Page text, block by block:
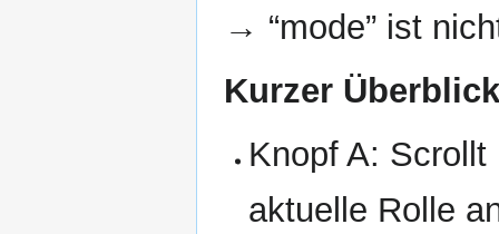
→ “mode” ist
Kurzer
Knopf A: Scrollt
aktuelle Rolle